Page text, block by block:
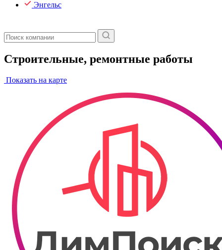
Энгельс
Строительные, ремонтные работы
Показать на карте